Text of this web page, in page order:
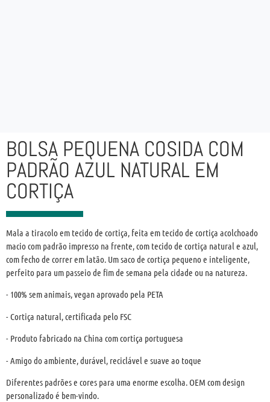
BOLSA PEQUENA COSIDA COM
PADRÃO AZUL NATURAL EM
CORTIÇA
Mala a tiracolo em tecido de cortiça, feita em tecido de cortiça acolchoado
macio com padrão impresso na frente, com tecido de cortiça natural e azul,
com fecho de correr em latão. Um saco de cortiça pequeno e inteligente,
perfeito para um passeio de fim de semana pela cidade ou na natureza.
- 100% sem animais, vegan aprovado pela PETA
- Cortiça natural, certificada pelo FSC
- Produto fabricado na China com cortiça portuguesa
- Amigo do ambiente, durável, reciclável e suave ao toque
Diferentes padrões e cores para uma enorme escolha. OEM com design
personalizado é bem-vindo.